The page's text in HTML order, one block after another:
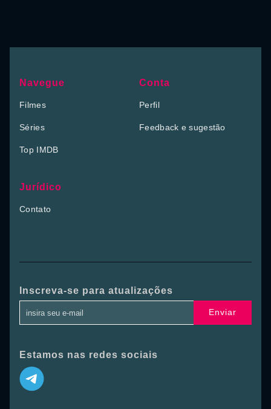
Navegue
Filmes
Séries
Top IMDB
Conta
Perfil
Feedback e sugestão
Jurídico
Contato
Inscreva-se para atualizações
Enviar
Estamos nas redes sociais